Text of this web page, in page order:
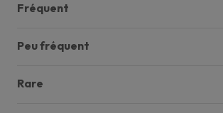
fréquent
peu fréquent
rare